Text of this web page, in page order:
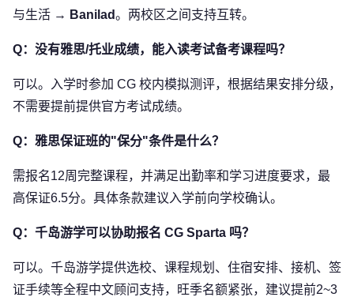
与生活 → Banilad。两校区之间支持互转。
Q：没有雅思/托业成绩，能入读考试备考课程吗？
可以。入学时参加 CG 校内模拟测评，根据结果安排分级，
不需要提前提供官方考试成绩。
Q：雅思保证班的"保分"条件是什么？
需报名12周完整课程，并满足出勤率和学习进度要求，最
高保证6.5分。具体条款建议入学前向学校确认。
Q：千岛游学可以协助报名 CG Sparta 吗？
可以。千岛游学提供选校、课程规划、住宿安排、接机、签
证手续等全程中文顾问支持，旺季名额紧张，建议提前2~3